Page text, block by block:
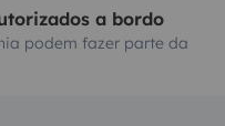
a bordo
podem fazer parte da